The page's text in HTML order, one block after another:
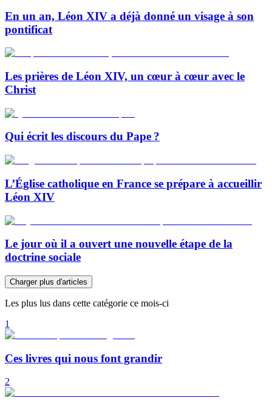
En un an, Léon XIV a déjà donné un visage à son
pontificat
Les prières de Léon XIV, un cœur à cœur avec le
Christ
Qui écrit les discours du Pape ?
L’Église catholique en France se prépare à accueillir
Léon XIV
Le jour où il a ouvert une nouvelle étape de la
doctrine sociale
Charger plus d'articles
Les plus lus dans cette catégorie ce mois-ci
1
Ces livres qui nous font grandir
2